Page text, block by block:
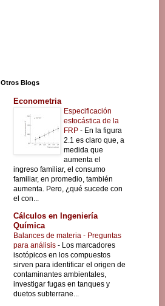
Otros Blogs
Econometria
Especificación
estocástica de la
FRP - En la figura
2.1 es claro que, a
medida que
aumenta el
ingreso familiar, el consumo
familiar, en promedio, también
aumenta. Pero, ¿qué sucede con
el con...
Cálculos en Ingeniería
Química
Balances de materia - Preguntas
para análisis - Los marcadores
isotópicos en los compuestos
sirven para identificar el origen de
contaminantes ambientales,
investigar fugas en tanques y
duetos subterrane...